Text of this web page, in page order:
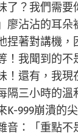
了？我們需要
廖沾沾的耳朵
捏著對講機，
！我聞到的
！還有，我現
隔三小時的溫
K-999崩潰的
音：「重點不